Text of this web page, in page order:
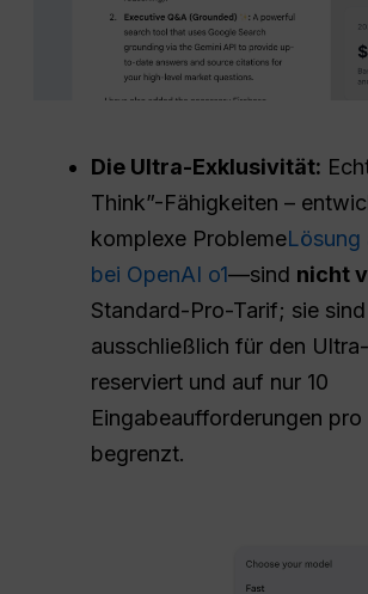
Die Ultra-Exklusivität:
Think”-Fähigkeiten –
komplexe ProblemeLösung
bei OpenAI o1—sind nicht
Standard-Pro-Tarif; sie sind
ausschließlich für den
reserviert und auf nur 10
Eingabeaufforderungen pro
begrenzt.